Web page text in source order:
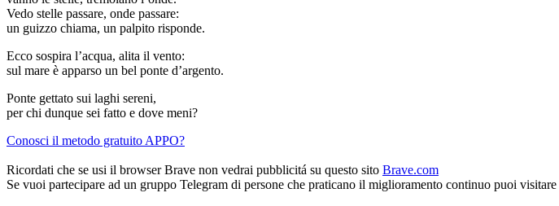
Vedo stelle passare, onde passare:
un guizzo chiama, un palpito risponde.
Ecco sospira l’acqua, alita il vento:
sul mare è apparso un bel ponte d’argento.
Ponte gettato sui laghi sereni,
per chi dunque sei fatto e dove meni?
Conosci il metodo gratuito APPO?
Ricordati che se usi il browser Brave non vedrai pubblicitá su questo sito Brave.com
Se vuoi partecipare ad un gruppo Telegram di persone che praticano il miglioramento continuo puoi visitare